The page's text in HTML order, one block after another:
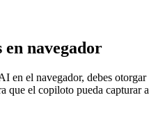
en navegador
en el navegador, debes otorgar
que el copiloto pueda capturar